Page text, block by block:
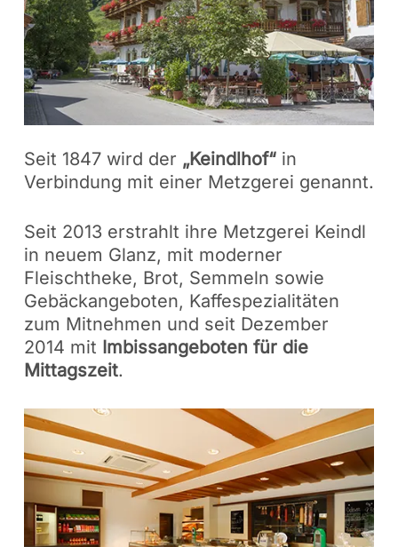
Seit 1847 wird der „Keindlhof“in
Verbindung mit einer Metzgerei genannt.
Seit 2013 erstrahlt ihre Metzgerei Keindl
in neuem Glanz, mit moderner
Fleischtheke, Brot, Semmeln sowie
Gebäckangeboten, Kaffespezialitäten
zum Mitnehmen und seit Dezember
2014 mit Imbissangeboten für die
Mittagszeit.